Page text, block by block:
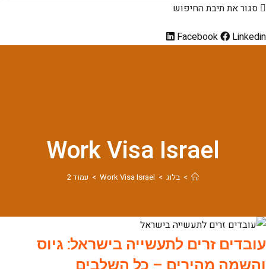
סגור את תיבת החיפוש
Facebook
Linkedin
Work Visa Israel
> בלוג >
Work Visa Israel
> עמוד 2
עובדים זרים לתעשייה בישראל: גיוס
והשמה מהירים – כל השלבים